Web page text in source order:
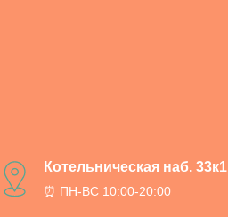
Котельническая наб. 33к1
⏰ ПН-ВС 10:00-20:00